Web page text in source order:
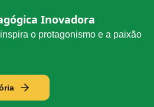
Inovadora
o protagonismo e a paixão